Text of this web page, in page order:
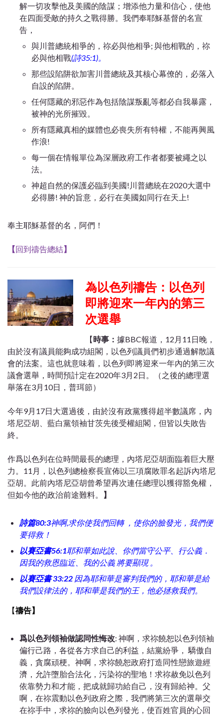
解一切攻擊他及美國的陰謀；增添他力量和信心，使他
在四面受敵的持久之戰得勝。我們奉耶穌基督的名宣
告，
與川普總統相爭的，祢必與他相爭; 與他相戰的，祢
必與他相戰(詩35:1)。
那些設陷阱欲加害川普總統及其核心幕僚的，必落入
自設的陷阱。
任何隱藏的邪惡作為包括陰謀叛亂等都必自我暴露，
被神的光所摧毀。
所有隱藏真相的媒體也必喪失所有特權，不能再興風
作浪!
每一個在情報單位為深層政府工作者都要被繩之以
法。
神超自然的保護必臨到美國!川普總統在2020大選中
必得勝! 神的旨意，必行在美國如同行在天上!
奉主耶穌基督的名，阿們！
【回到禱告總結】
為以色列禱告：以色列
即將迎來一年內的第三
次選舉
【時事： 據BBC報道，12月11日晚，
由於沒有議員能夠成功組閣，以色列議員們初步通過解散議
會的法案。這也就意味着，以色列即將迎來一年內的第三次
議會選舉，時間預計定在2020年3月2日。（之後的總理選
舉落在3月10日，普珥節）
今年9月17日大選過後，由於沒有政黨獲得超半數議席，內
塔尼亞胡、藍白黨領袖甘茨先後受權組閣，但皆以失敗告
終。
作爲以色列在位時間最長的總理，內塔尼亞胡面臨着巨大壓
力。11月，以色列總檢察長宣佈以三項腐敗罪名起訴內塔尼
亞胡。此前內塔尼亞胡曾希望再次連任總理以獲得豁免權，
但如今他的政治前途難料。
】
詩篇80:3神啊,求你使我們回轉 ，使你的臉發光，我們便
要得救！
以賽亞書56:1耶和華如此說、你們當守公平、行公義．
因我的救恩臨近、我的公義 將要顯現 。
以賽亞書 33:22 因為耶和華是審判我們的，耶和華是給
我們設律法的，耶和華是我們的王，他必拯救我們。
【禱告】
爲以色列領袖做認同性悔改: 神啊，求祢饒恕以色列領袖
偏行己路，各從各方求自己的利益，結黨紛爭， 驕傲自
義，貪腐頑梗。神啊，求祢饒恕政府打造同性戀旅遊經
濟，允許墮胎合法化，污染祢的聖地！求祢赦免以色列
依靠勢力和才能，把成就歸功給自己，沒有歸給神。父
啊，在祢震動以色列政府之際，我們將第三次的選舉交
在祢手中，求祢的臉向以色列發光，使百姓官員的心回